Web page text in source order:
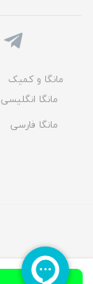
مانگا و کمیک
مانگا انگلیسی
مانگا فارسی